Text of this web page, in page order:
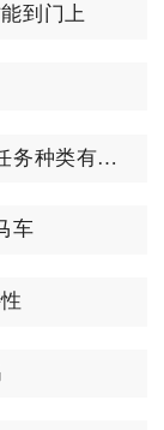
到门上
少年三国志2奇遇任务攻略的任务种类有哪些
车